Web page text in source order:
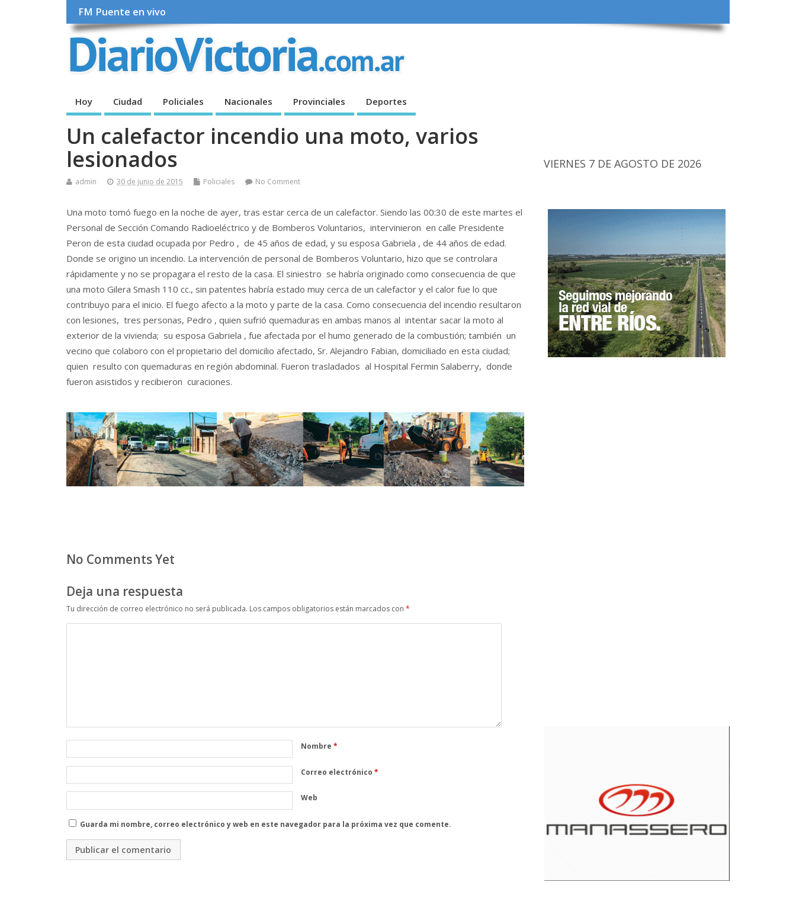
FM Puente en vivo
Hoy Ciudad Policiales Nacionales Provinciales Deportes
Un calefactor incendio una moto, varios
lesionados
admin 30 de junio de 2015 Policiales No Comment
Una moto tomó fuego en la noche de ayer, tras estar cerca de un calefactor. Siendo las 00:30 de este martes el
Personal de Sección Comando Radioeléctrico y de Bomberos Voluntarios, intervinieron en calle Presidente
Peron de esta ciudad ocupada por Pedro , de 45 años de edad, y su esposa Gabriela , de 44 años de edad.
Donde se origino un incendio. La intervención de personal de Bomberos Voluntario, hizo que se controlara
rápidamente y no se propagara el resto de la casa. El siniestro se habría originado como consecuencia de que
una moto Gilera Smash 110 cc., sin patentes habría estado muy cerca de un calefactor y el calor fue lo que
contribuyo para el inicio. El fuego afecto a la moto y parte de la casa. Como consecuencia del incendio resultaron
con lesiones, tres personas, Pedro , quien sufrió quemaduras en ambas manos al intentar sacar la moto al
exterior de la vivienda; su esposa Gabriela , fue afectada por el humo generado de la combustión; también un
vecino que colaboro con el propietario del domicilio afectado, Sr. Alejandro Fabian, domiciliado en esta ciudad;
quien resulto con quemaduras en región abdominal. Fueron trasladados al Hospital Fermin Salaberry, donde
fueron asistidos y recibieron curaciones.
No Comments Yet
Deja una respuesta
Tu dirección de correo electrónico no será publicada. Los campos obligatorios están marcados con *
Nombre *
Correo electrónico *
Web
Guarda mi nombre, correo electrónico y web en este navegador para la próxima vez que comente.
VIERNES 7 DE AGOSTO DE 2026